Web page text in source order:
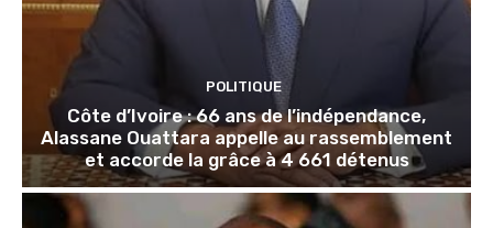
POLITIQUE
Côte d’Ivoire : 66 ans de l’indépendance,
Alassane Ouattara appelle au rassemblement
et accorde la grâce à 4 661 détenus